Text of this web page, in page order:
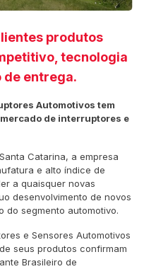
produtos
tecnologia
de entrega.
Automotivos tem
de interruptores e
Catarina, a empresa
e alto índice de
a quaisquer novas
desenvolvimento de novos
do segmento automotivo.
e Sensores Automotivos
seus produtos confirmam
Brasileiro de